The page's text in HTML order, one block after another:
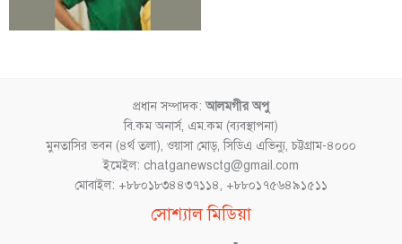
প্রধান সম্পাদক:আলমগীর অপু
বি.কম অনার্স, এম.কম (ব্যবস্থাপনা)
মুনতাসির ভবন (৪র্থ তলা), ওয়াসা মোড়, সিডিএ এভিন্যু, চট্টগ্রাম-৪০০০
ইমেইল: chatganewsctg@gmail.com
মোবাইল: +৮৮০১৮৩৪৪৩৭১১৪, +৮৮০১৭৫৬৪৯১৫১১
সোশ্যাল মিডিয়া
Facebook
YouTube
Instagram
TikTok